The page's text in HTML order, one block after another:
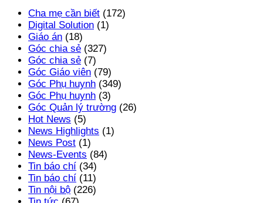
Cha mẹ cần biết (172)
Digital Solution (1)
Giáo án (18)
Góc chia sẻ (327)
Góc chia sẻ (7)
Góc Giáo viên (79)
Góc Phụ huynh (349)
Góc Phụ huynh (3)
Góc Quản lý trường (26)
Hot News (5)
News Highlights (1)
News Post (1)
News-Events (84)
Tin báo chí (34)
Tin báo chí (11)
Tin nội bộ (226)